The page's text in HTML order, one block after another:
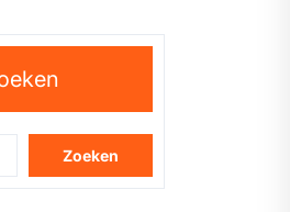
Zoeken